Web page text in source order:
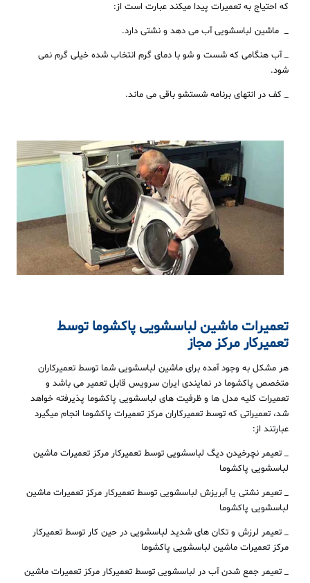
که احتیاج به تعمیرات پیدا میکند عبارت است از:
_ ماشین لباسشویی آب می دهد و نشتی دارد.
_ آب هنگامی که شست و شو با دمای گرم انتخاب شده خیلی گرم نمی
شود.
_ کف در انتهای برنامه شستشو باقی می ماند.
تعمیرات ماشین لباسشویی پاکشوما توسط
تعمیرکار مرکز مجاز
هر مشکل به وجود آمده برای ماشین لباسشویی شما توسط تعمیرکاران
متخصص پاکشوما در نمایندی ایران سرویس قابل تعمیر می باشد و
تعمیرات کلیه مدل ها و ظرفیت های لباسشویی پاکشوما پذیرفته خواهد
شد، تعمیراتی که توسط تعمیرکاران مرکز تعمیرات پاکشوما انجام میگیرد
عبارتند از:
_ تعیمر نچرخیدن دیگ لباسشویی توسط تعمیرکار مرکز تعمیرات ماشین
لباسشویی پاکشوما
_ تعیمر نشتی یا آبریزش لباسشویی توسط تعمیرکار مرکز تعمیرات ماشین
لباسشویی پاکشوما
_ تعیمر لرزش و تکان های شدید لباسشویی در حین کار توسط تعمیرکار
مرکز تعمیرات ماشین لباسشویی پاکشوما
_ تعیمر جمع شدن آب در لباسشویی توسط تعمیرکار مرکز تعمیرات ماشین